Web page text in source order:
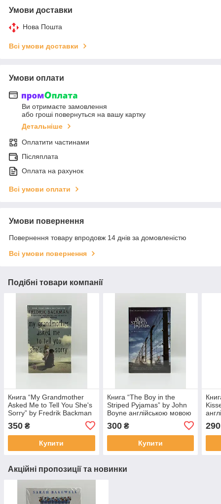
Умови доставки
Нова Пошта
Всі умови доставки
Умови оплати
Ви отримаєте замовлення
або гроші повернуться на вашу картку
Детальніше
Оплатити частинами
Післяплата
Оплата на рахунок
Всі умови оплати
Умови повернення
Повернення товару впродовж 14 днів за домовленістю
Всі умови повернення
Подібні товари компанії
Книга “My Grandmother
Asked Me to Tell You She's
Sorry” by Fredrik Backman
350 ₴
Купити
Книга “The Boy in the
Striped Pyjamas” by John
Boyne англійською мовою
300₴
Купити
290
Акційні пропозиції та новинки